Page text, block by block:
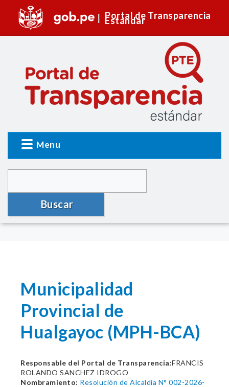
Portal de Transparencia
Estándar
Menu
Buscar
Municipalidad
Provincial de
Hualgayoc (MPH-BCA)
Responsable del Portal de Transparencia:FRANCIS
ROLANDO SANCHEZ IDROGO
Nombramiento: Resolución de Alcaldía N° 002-2026-